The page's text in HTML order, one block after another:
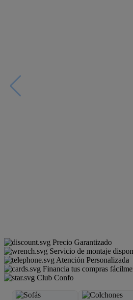
Precio Garantizado
Servicio de montaje
Atención Personalizada
Financia tus compras
Club Confo